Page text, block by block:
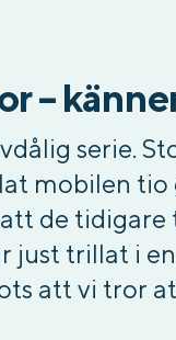
–
serie.
mobilen tio
de
just trillat i
att vi tror